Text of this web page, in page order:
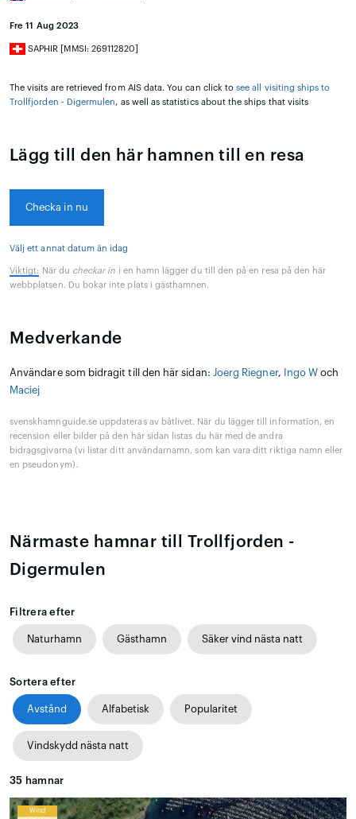
Fre 11 Aug 2023
SAPHIR [MMSI: 269112820]
The visits are retrieved from AIS data. You can click tosee all visiting ships to
Trollfjorden - Digermulen, as well as statistics about the ships that visits
Lägg till den här hamnen till en resa
Checka in nu
Välj ett annat datum än idag
Viktigt: När du checkar in i en hamn lägger du till den på en resa på den här
webbplatsen. Du bokar inte plats i gästhamnen.
Medverkande
Användare som bidragit till den här sidan: Joerg Riegner, Ingo W och
Maciej
svenskhamnguide.se uppdateras av båtlivet. När du lägger till information, en
recension eller bilder på den här sidan listas du här med de andra
bidragsgivarna (vi listar ditt användarnamn, som kan vara ditt riktiga namn eller
en pseudonym).
Närmaste hamnar till Trollfjorden -
Digermulen
Filtrera efter
Naturhamn Gästhamn Säker vind nästa natt
Sortera efter
Avstånd Alfabetisk Popularitet
Vindskydd nästa natt
35 hamnar
Wind